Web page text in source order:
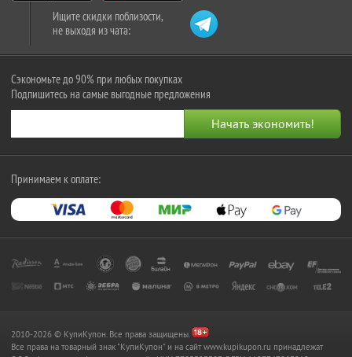
Ищите скидки поблизости,
не выходя из чата:
Сэкономьте до 90% при любых покупках
Подпишитесь на самые выгодные предложения
Принимаем к оплате:
2010-2026 © КупиКупон. Все права защищены.
Все права на товарный знак "КупиКупон" и на сайт www.kupikupon.ru принадлежат